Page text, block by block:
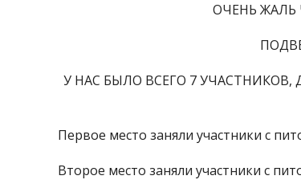
ОЧЕНЬ ЖАЛЬ
У НАС БЫЛО ВСЕГО 7
Первое место заняли участники с
Второе место заняли участники с